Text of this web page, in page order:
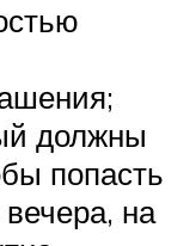
должны
попасть
на